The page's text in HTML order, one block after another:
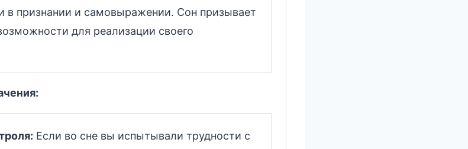
в признании и самовыражении. Сон призывает
для реализации своего
Если во сне вы испытывали трудности с